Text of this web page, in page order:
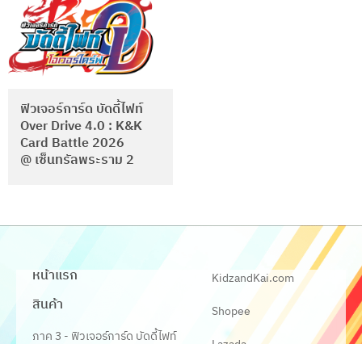
ฟิวเจอร์การ์ด บัดดี้ไฟท์
Over Drive 4.0 : K&K
Card Battle 2026
@ เซ็นทรัลพระราม 2
หน้าแรก
สินค้า
ภาค 3 - ฟิวเจอร์การ์ด บัดดี้ไฟท์
KidzandKai.com
Shopee